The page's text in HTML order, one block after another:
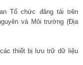
Tổ chức đăng tải trên
và Môi trường (Địa
thiết bị lưu trữ dữ liệu